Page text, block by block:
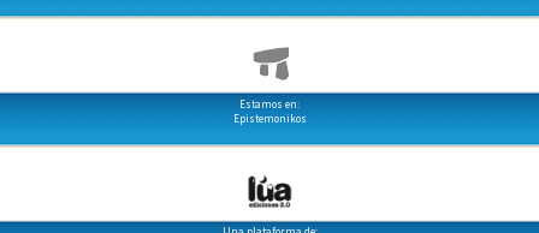
Estamos en:
Epistemonikos